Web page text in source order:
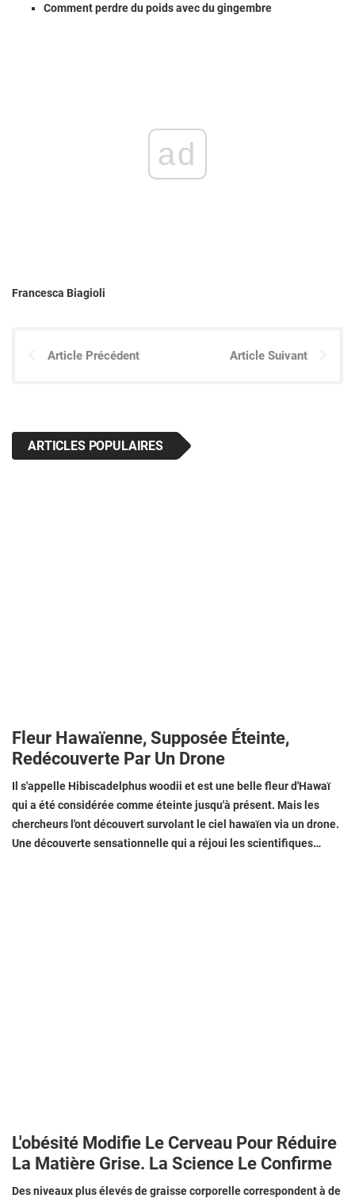
Comment perdre du poids avec du gingembre
ad
Francesca Biagioli
Article Précédent Article Suivant
ARTICLES POPULAIRES
Fleur Hawaïenne, Supposée Éteinte,
Redécouverte Par Un Drone
Il s'appelle Hibiscadelphus woodii et est une belle fleur d'Hawaï
qui a été considérée comme éteinte jusqu'à présent. Mais les
chercheurs l'ont découvert survolant le ciel hawaïen via un drone.
Une découverte sensationnelle qui a réjoui les scientifiques…
L'obésité Modifie Le Cerveau Pour Réduire
La Matière Grise. La Science Le Confirme
Des niveaux plus élevés de graisse corporelle correspondent à de